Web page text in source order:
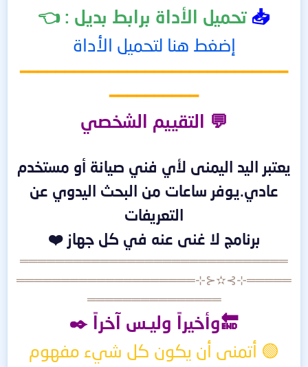
📥 تحميل الأداة برابط بديل : 👈
إضغط هنا لتحميل الأداة
━━━━━━━━━━━━━━━━━━━━━━━━━━━━━━
━━━━━━━━━━
💬 التقييم الشخصي
يعتبر اليد اليمنى لأي فني صيانة أو مستخدم
عادي.يوفر ساعات من البحث اليدوي عن
التعريفات
برنامج لا غنى عنه في كل جهاز ❤️
═════
═════════════════════════
═════⊹⊱✫⊰⊹
══════
═════
═════════
═══════════════
🔚وأخيراً وليـس آخراً ✒️
🟢 أتمنى أن يكون كل شيء مفهوم